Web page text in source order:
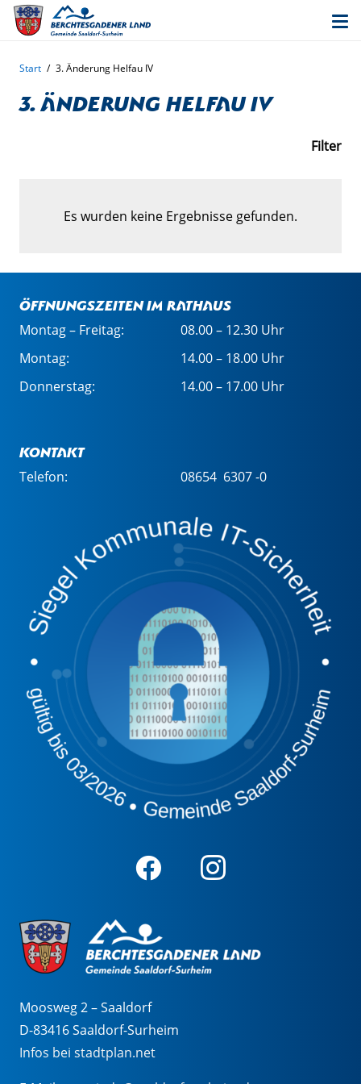
Start / 3. Änderung Helfau IV
3. Änderung Helfau IV
Filter
Es wurden keine Ergebnisse gefunden.
Öffnungszeiten im Rathaus
Montag – Freitag:
08.00 – 12.30 Uhr
Montag:
14.00 – 18.00 Uhr
Donnerstag:
14.00 – 17.00 Uhr
Kontakt
Telefon: 08654 6307 -0
Moosweg 2 – Saaldorf
D-83416 Saaldorf-Surheim
Infos bei stadtplan.net